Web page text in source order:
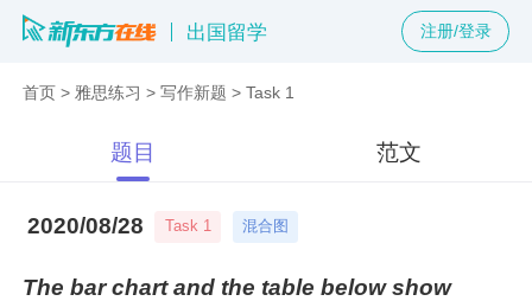
出国留学 注册/登录
首页 >雅思练习 >写作新题 >Task 1
题目 范文
2020/08/28 Task 1 混合图
The bar chart and the table below show